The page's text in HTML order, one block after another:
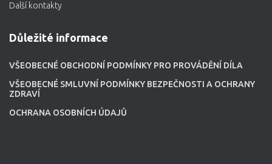
Další kontakty
Důležité informace
VŠEOBECNÉ OBCHODNÍ PODMÍNKY PRO PROVÁDĚNÍ DÍLA
VŠEOBECNÉ SMLUVNÍ PODMÍNKY BEZPEČNOSTI A OCHRANY
ZDRAVÍ
OCHRANA OSOBNÍCH ÚDAJŮ